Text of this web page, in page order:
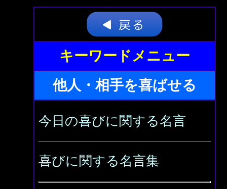
キーワードメニュー
他人・相手を喜ばせる
今日の喜びに関する名言
喜びに関する名言集